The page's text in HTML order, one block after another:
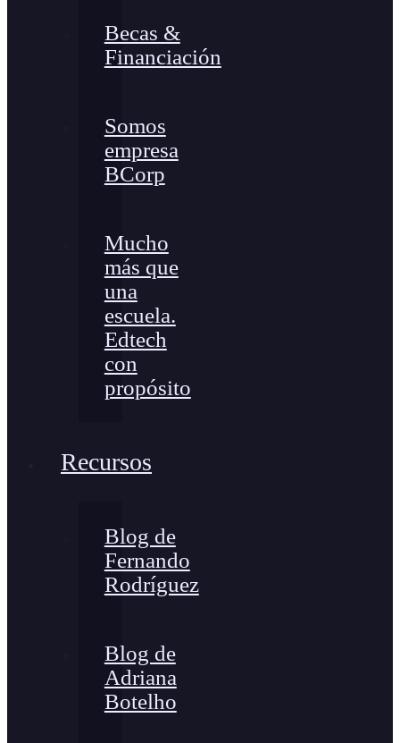
Becas &
Financiación
Somos
empresa
BCorp
Mucho
más que
una
escuela.
Edtech
con
propósito
Recursos
Blog de
Fernando
Rodríguez
Blog de
Adriana
Botelho